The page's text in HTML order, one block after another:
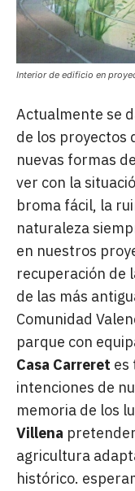
Interior de edificio en
Actualmente se
de los proyectos
nuevas formas
ver con la
broma fácil, la
naturaleza
en nuestros
recuperación de
de las más
Comunidad
parque con
Casa Carreret es
intenciones de
memoria de los
Villena
agricultura
histórico.